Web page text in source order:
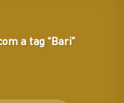
a tag “Bari”